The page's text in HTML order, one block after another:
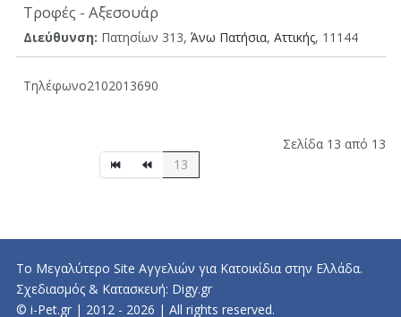
Τροφές - Αξεσουάρ
Διεύθυνση: Πατησίων 313, Άνω Πατήσια, Aττικής, 11144
Τηλέφωνο2102013690
Σελίδα 13 από 13
13
Το Μεγαλύτερο Site Αγγελιών για Κατοικίδια στην Ελλάδα.
Σχεδιασμός & Κατασκευή: Digy.gr
© i-Pet.gr | 2012 - 2026 | All rights reserved.